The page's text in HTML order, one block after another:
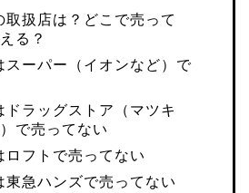
取扱店は？どこで売って
る？
スーパー（イオンなど）で
ドラッグストア（マツキ
で売ってない
ロフトで売ってない
東急ハンズで売ってない